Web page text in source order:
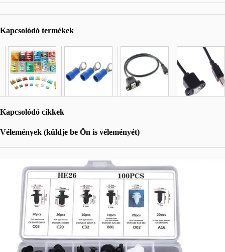
Kapcsolódó termékek
Kapcsolódó cikkek
Vélemények (küldje be Ön is véleményét)